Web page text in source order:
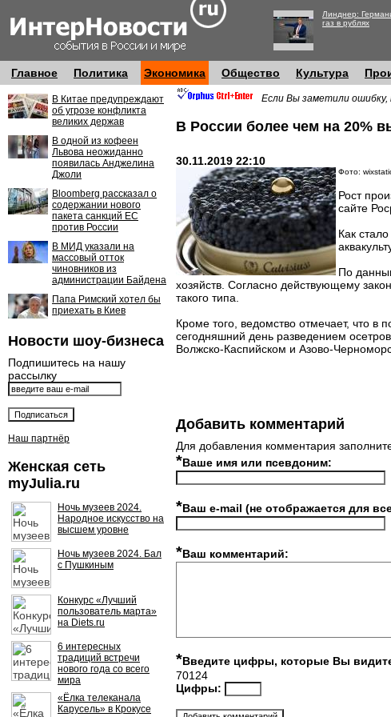
Линднер:
газ в рублях
Главное Политика Экономика Общество Культура
В Китае предупреждают
об угрозе конфликта
великих держав
В одной из кофеен
Львова неожиданно
появилась Анджелина
Джоли
Bloomberg рассказал о
содержании нового
пакета санкций ЕС
против России
В МИД указали на
массовый отток
чиновников из
администрации Байдена
Папа Римский хотел бы
приехать в Киев
Новости шоу-бизнеса
Подпишитесь на нашу
рассылку
Наш партнёр
Женская сеть
myJulia.ru
Ночь музеев 2024.
Народное искусство на
высшем уровне
Ночь музеев 2024. Бал
с Пушкиным
Конкурс «Лучший
пользователь марта»
на Diets.ru
6 интересных
традиций встречи
нового года со всего
мира
«Ёлка телеканала
Карусель» в Крокусе
Если Вы заметили
В России более чем на 20%
30.11.2019 22:10
Фото:
Рост
сайте
Как
По
хозяйств. Согласно действующему
такого типа.
Кроме того, ведомство отмечает, что в
сегодняшний день разведением
Волжско-Каспийском и Азово-
Добавить комментарий
Для добавления комментария
*Ваше имя или псевдоним:
*Ваш e-mail (не отображается для
*Ваш комментарий:
*Введите цифры, которые Вы
70124
Цифры: